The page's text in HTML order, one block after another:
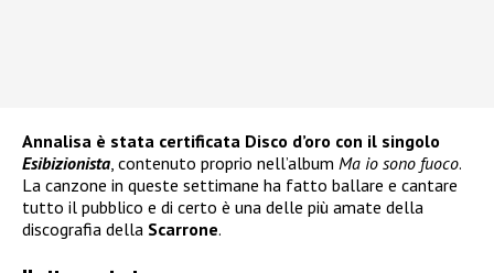
Annalisa è stata certificata Disco d’oro con il singolo
Esibizionista , contenuto proprio nell’album Ma io sono fuoco.
La canzone in queste settimane ha fatto ballare e cantare
tutto il pubblico e di certo è una delle più amate della
discografia della Scarrone.